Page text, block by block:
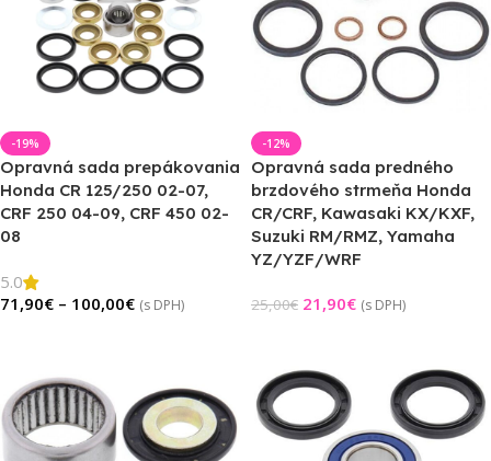
-19%
Opravná sada prepákovania
Honda CR 125/250 02-07,
CRF 250 04-09, CRF 450 02-
08
5.0
71,90€ – 100,00€ (s DPH)
-12%
Opravná sada predného
brzdového strmeňa Honda
CR/CRF, Kawasaki KX/KXF,
Suzuki RM/RMZ, Yamaha
YZ/YZF/WRF
25,00€ 21,90€ (s DPH)